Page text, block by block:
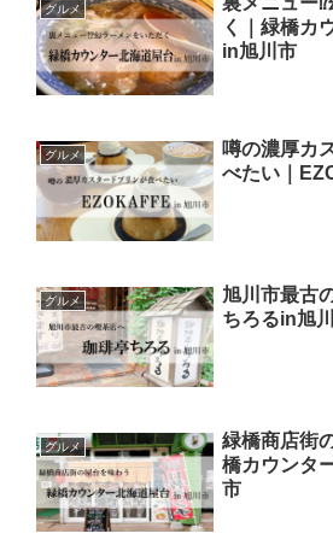
グルメ
く｜緑橋カ
in旭川市
グルメ
噂の濃厚カ
べたい｜
グルメ
旭川市最古
ちろるin旭
グルメ
緑橋商店街
橋カウンタ
市